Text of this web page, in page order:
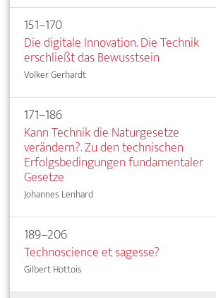
151–170
Die digitale Innovation. Die Technik
erschließt das Bewusstsein
Volker Gerhardt
171–186
Kann Technik die Naturgesetze
verändern?. Zu den technischen
Erfolgsbedingungen fundamentaler
Gesetze
Johannes Lenhard
189–206
Technoscience et sagesse?
Gilbert Hottois